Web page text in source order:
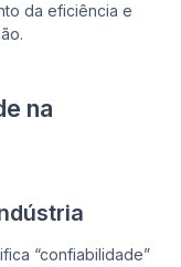
da eficiência e
na
“confiabilidade”